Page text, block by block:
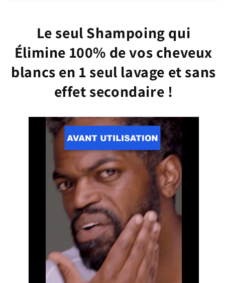
Le seul Shampoing qui
Élimine 100% de vos cheveux
blancs en 1 seul lavage et sans
effet secondaire !